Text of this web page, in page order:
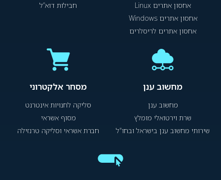
אחסון אתרים Linux
אחסון אתרים Windows
אחסון אתרים לריסלרים
חבילות דוא”ל
מחשוב ענן
מחשוב ענן
שרת וירטואלי מומלץ
שירותי מחשוב ענן בישראל ובחו"ל
מסחר אלקטרוני
סליקה לחנויות אינטרנט
מסוף אשראי
חברת אשראי וסליקה טרנזילה